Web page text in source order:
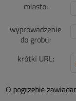
miasto:
wyprowadzenie
do grobu:
krótki URL:
O pogrzebie